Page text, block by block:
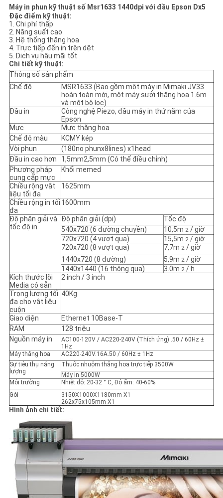
COMPANY
NEWS
SƠ
ĐỒ
TRANG
WEB
CHÍNH
SÁCH
BẢO
MẬT
Máy in phun kỹ thuật số Msr1633 1440dpi với đầu Epson Dx5
Đặc điểm kỹ thuật:
1. Chi phí thấp
2. Năng suất cao
3. Hệ thống thăng hoa
4. Trực tiếp đến in trên dệt
5. Dịch vụ hậu mãi tốt
Chi tiết kỹ thuật:
Thông số sản phẩm
Chế độ
MSR1633 (Bao gồm một máy in Mimaki JV33
hoàn toàn mới, một máy sưởi thăng hoa 1.6m
và một bộ lọc)
Đầu in
Công nghệ Piezo, đầu máy in thứ năm của
Epson
Mực
Mực thăng hoa
Chế độ màu
KCMY kép
Vòi phun
(180no phunx8lines) x1head
Đầu in cao hơn
1,5mm2,5mm (Có thể điều chỉnh)
Phương pháp
cung cấp mực
Khối memed
Chiều rộng vật
liệu tối đa
1625mm
Chiều rộng in tối
đa
1600mm
Độ phân giải và
tốc độ in
Độ phân giải (dpi)
Tốc độ
540x720 (6 đường chuyền)
10,5m 2/ giờ
720x720 (4 vượt qua)
15,5m 2/ giờ
720x720 (8 vượt qua)
7,7m 2/ giờ
1440x720 (8 đường)
5,9m 2/ giờ
1440x1440 (16 thông qua)
3.0m 2/ h
Kích thước lõi
Media có sẵn
2 inch / 3 inch
Trọng lượng tối
đa cho vật liệu
cuộn
40Kg
Giao diện
Ethernet 10Base-T
RAM
128 triệu
Nguồn máy in
AC100-120V / AC220-240V (Thích ứng) .50 / 60Hz ±
1Hz
Máy thăng hoa
AC220-240V.16A.50 / 60Hz ± 1Hz
Sự tiêu thụ năng
lượng
Thuốc nhuộm thăng hoa trực tiếp 3500W
Máy in 5000W
Môi trường
Nhiệt độ: 20-32 ° C, Độ ẩm: 40-60%
Gói
3150X1000X1180mm X1
262x75x105mm X1
Hình ảnh chi tiết: